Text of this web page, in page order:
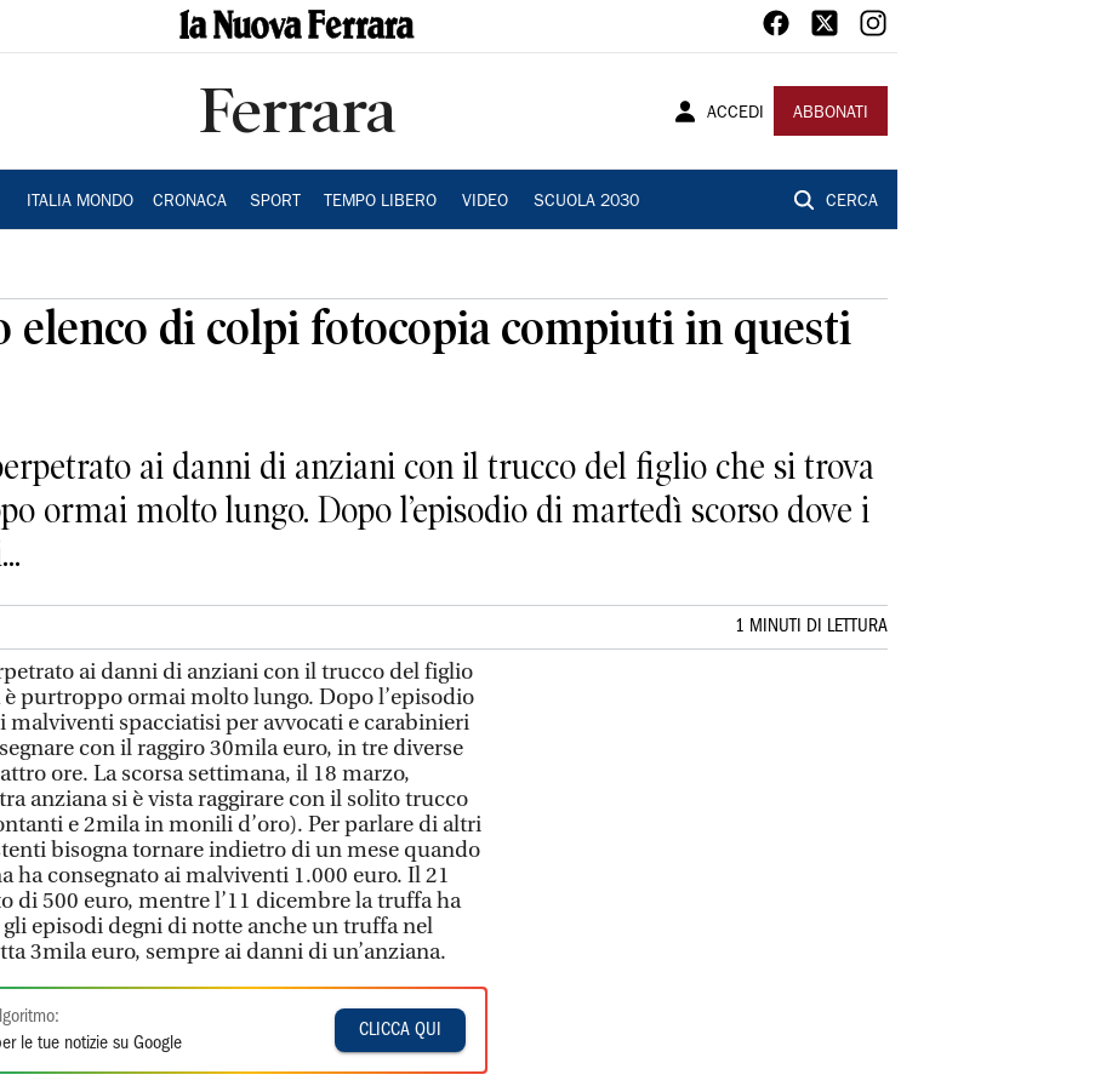
Ferrara ACCEDI ABBONATI
ITALIA MONDO CRONACA SPORT TEMPO LIBERO VIDEO SCUOLA 2030 CERCA
elenco di colpi fotocopia compiuti in questi
ai danni di anziani con il trucco del figlio che si trova
ormai molto lungo. Dopo l’episodio di martedì scorso dove i
1 MINUTI DI LETTURA
ai danni di anziani con il trucco del figlio
purtroppo ormai molto lungo. Dopo l’episodio
malviventi spacciatisi per avvocati e carabinieri
con il raggiro 30mila euro, in tre diverse
ore. La scorsa settimana, il 18 marzo,
anziana si è vista raggirare con il solito trucco
e 2mila in monili d’oro). Per parlare di altri
bisogna tornare indietro di un mese quando
ha consegnato ai malviventi 1.000 euro. Il 21
di 500 euro, mentre l’11 dicembre la truffa ha
episodi degni di notte anche un truffa nel
3mila euro, sempre ai danni di un’anziana.
le tue notizie su Google
CLICCA QUI